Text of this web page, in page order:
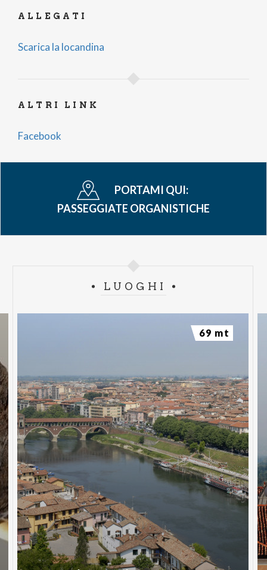
ALLEGATI
Scarica la locandina
ALTRI LINK
Facebook
PORTAMI QUI:
PASSEGGIATE ORGANISTICHE
LUOGHI
69 mt